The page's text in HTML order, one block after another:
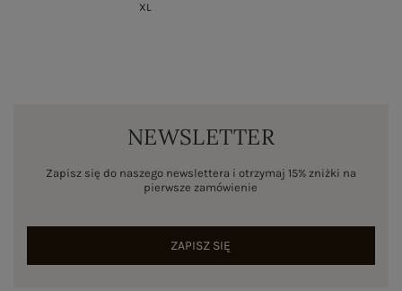
XL
NEWSLETTER
Zapisz się do naszego newslettera i otrzymaj 15% zniżki na
pierwsze zamówienie
ZAPISZ SIĘ